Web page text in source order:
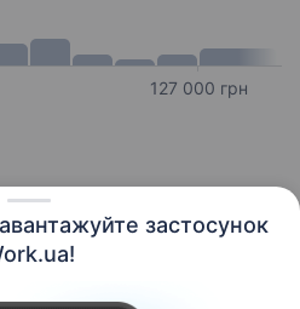
застосунок
127 000 грн